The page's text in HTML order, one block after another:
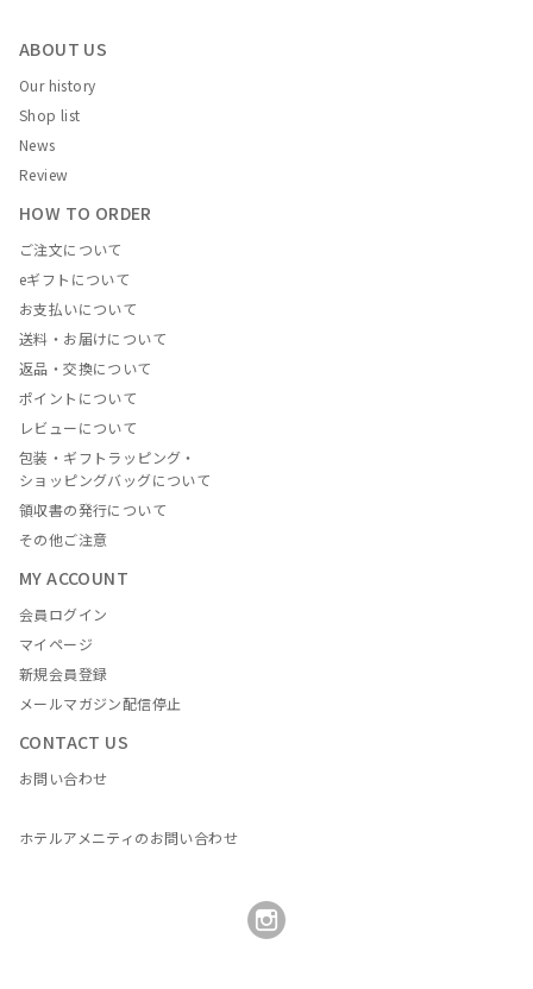
ABOUT US
Our history
Shop list
News
Review
HOW TO ORDER
ご注文について
eギフトについて
お支払いについて
送料・お届けについて
返品・交換について
ポイントについて
レビューについて
包装・ギフトラッピング・
ショッピングバッグについて
領収書の発行について
その他ご注意
MY ACCOUNT
会員ログイン
マイページ
新規会員登録
メールマガジン配信停止
CONTACT US
お問い合わせ
ホテルアメニティのお問い合わせ